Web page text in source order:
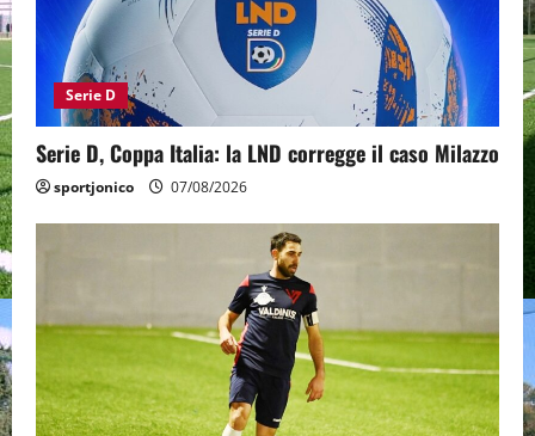
Serie D
Serie D, Coppa Italia: la LND corregge il caso Milazzo
sportjonico 07/08/2026